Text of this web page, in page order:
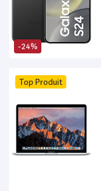
-24%
Top Produit